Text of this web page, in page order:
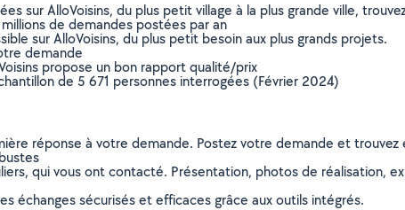
sur AlloVoisins, du plus petit village à la plus grande ville,
de demandes postées par an
sur AlloVoisins, du plus petit besoin aux plus grands projets.
demande
propose un bon rapport qualité/prix
de 5 671 personnes interrogées (Février 2024)
réponse à votre demande. Postez votre demande et
qui vous ont contacté. Présentation, photos de réalisation,
échanges sécurisés et efficaces grâce aux outils intégrés.